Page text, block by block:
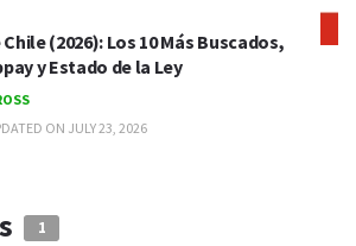
(2026): Los 10 Más Buscados,
y Estado de la Ley
ON JULY 23, 2026
1